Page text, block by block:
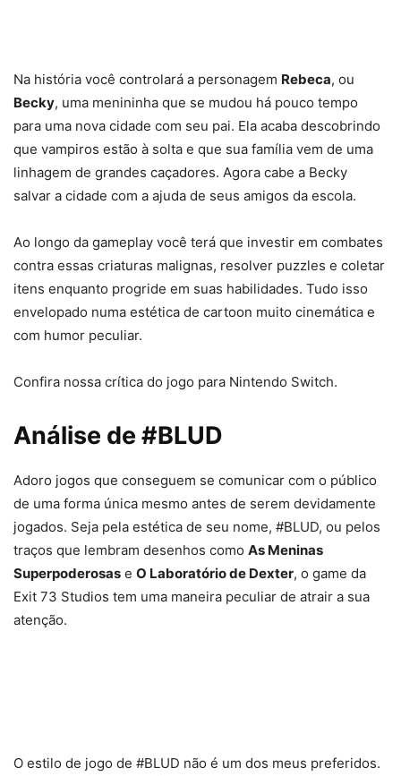
Na história você controlará a personagem Rebeca, ou
Becky, uma menininha que se mudou há pouco tempo
para uma nova cidade com seu pai. Ela acaba descobrindo
que vampiros estão à solta e que sua família vem de uma
linhagem de grandes caçadores. Agora cabe a Becky
salvar a cidade com a ajuda de seus amigos da escola.
Ao longo da gameplay você terá que investir em combates
contra essas criaturas malignas, resolver puzzles e coletar
itens enquanto progride em suas habilidades. Tudo isso
envelopado numa estética de cartoon muito cinemática e
com humor peculiar.
Confira nossa crítica do jogo para Nintendo Switch.
Análise de #BLUD
Adoro jogos que conseguem se comunicar com o público
de uma forma única mesmo antes de serem devidamente
jogados. Seja pela estética de seu nome, #BLUD, ou pelos
traços que lembram desenhos como As Meninas
Superpoderosas e O Laboratório de Dexter, o game da
Exit 73 Studios tem uma maneira peculiar de atrair a sua
atenção.
O estilo de jogo de #BLUD não é um dos meus preferidos.